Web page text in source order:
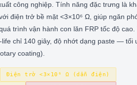
công nghiệp. Tính năng đặc trưng là
điện trở bề mặt <3×10⁶ Ω, giúp ngăn
trình vận hành con lăn FRP tốc độ
life chỉ 140 giây, độ nhớt dạng paste — tối
coating).
Điện trở <3×10⁶ Ω (dẫn điện)